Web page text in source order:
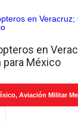
en
para México
, Aviación Militar